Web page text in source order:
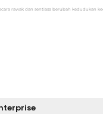
rawak dan sentiasa berubah kedudukan